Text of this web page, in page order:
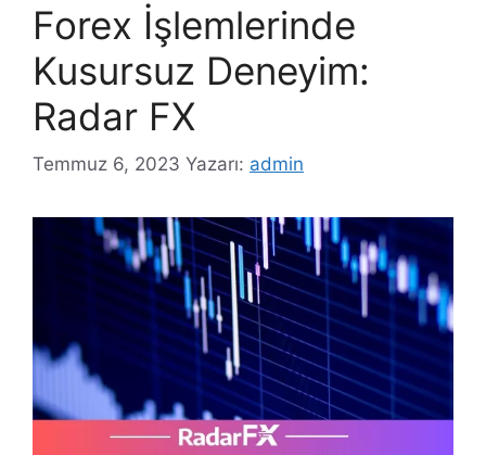
Forex İşlemlerinde
Kusursuz Deneyim:
Radar FX
Temmuz 6, 2023 Yazarı: admin